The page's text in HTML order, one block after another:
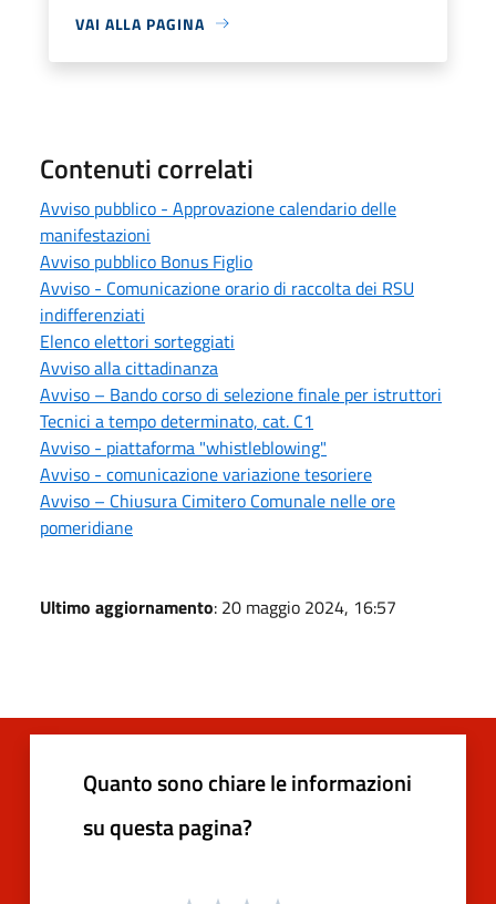
VAI ALLA PAGINA
Contenuti correlati
Avviso pubblico - Approvazione calendario delle
manifestazioni
Avviso pubblico Bonus Figlio
Avviso - Comunicazione orario di raccolta dei RSU
indifferenziati
Elenco elettori sorteggiati
Avviso alla cittadinanza
Avviso – Bando corso di selezione finale per istruttori
Tecnici a tempo determinato, cat. C1
Avviso - piattaforma "whistleblowing"
Avviso - comunicazione variazione tesoriere
Avviso – Chiusura Cimitero Comunale nelle ore
pomeridiane
Ultimo aggiornamento: 20 maggio 2024, 16:57
Quanto sono chiare le informazioni
su questa pagina?